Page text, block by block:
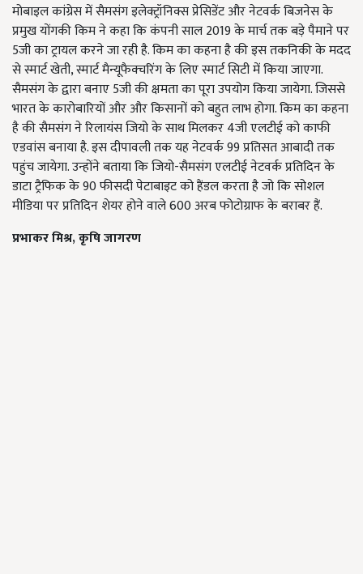
मोबाइल कांग्रेस में सैमसंग इलेक्ट्रॉनिक्स प्रेसिडेंट और नेटवर्क बिजनेस के
प्रमुख योंगकी किम ने कहा कि कंपनी साल 2019के मार्च तक बड़े पैमाने पर
5जी का ट्रायल करने जा रही है. किम का कहना है की इस तकनिकी के मदद
से स्मार्ट खेती,स्मार्ट मैन्यूफैक्चरिंग के लिए स्मार्ट सिटी में किया जाएगा.
सैमसंग के द्वारा बनाए5जी की क्षमता का पूरा उपयोग किया जायेगा.जिससे
भारत के कारोबारियों और और किसानों को बहुत लाभ होगा.किम का कहना
है की सैमसंग ने रिलायंस जियो के साथ मिलकर4जी एलटीई को काफी
एडवांस बनाया है. इस दीपावली तक यह नेटवर्क99प्रतिसत आबादी तक
पहुंच जायेगा.उन्होंने बताया कि जियो-सैमसंग एलटीई नेटवर्क प्रतिदिन के
डाटा ट्रैफिक के90फीसदी पेटाबाइट को हैंडल करता है जो कि सोशल
मीडिया पर प्रतिदिन शेयर होने वाले600अरब फोटोग्राफ के बराबर हैं.
प्रभाकर मिश्र, कृषि जागरण